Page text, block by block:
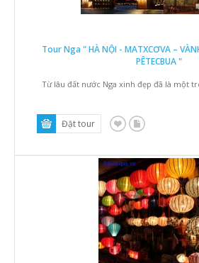
Tour Nga " HÀ NỘI - MATXCƠVA –
PÊTECBUA "
Từ lâu đất nước Nga xinh đẹp đã là một